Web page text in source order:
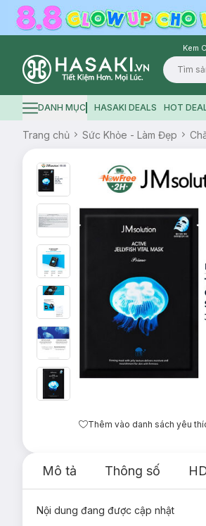
Kem
Logo
Hamburger icon
DANH MỤC HASAKI DEALS HOT
Trang chủ Sức Khỏe - Làm Đẹp
Thêm vào danh sách yêu
Mô tả Thông số
Nội dung đang được cập nhật